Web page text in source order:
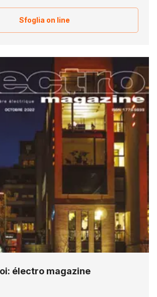
Sfoglia on line
électro magazine